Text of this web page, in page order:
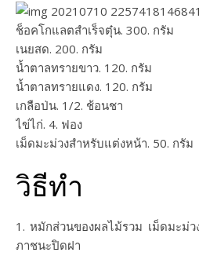
ช็อคโกแลตสำเร็จตุ๋น. 300. กรัม
เนยสด. 200. กรัม
น้ำตาลทรายขาว. 120. กรัม
น้ำตาลทรายแดง. 120. กรัม
เกลือป่น. 1/2. ช้อนชา
ไข่ไก่. 4. ฟอง
เม็ดมะม่วงสำหรับแต่งหน้า. 50. กรัม
วิธีทำ
1. หมักส่วนของผลไม้รวม เม็ดมะม่
ภาชนะปิดฝา